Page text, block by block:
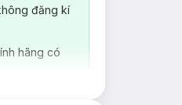
đăng kí
hãng có